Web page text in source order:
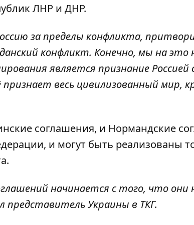
ЛНР и ДНР.
за пределы конфликта,
конфликт. Конечно, мы на
является признание
весь цивилизованный мир,
соглашения, и Нормандские
и могут быть реализованы
начинается с того, что
представитель Украины в ТКГ.